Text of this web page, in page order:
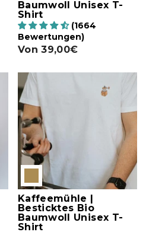
Baumwoll Unisex T-
Shirt
(1664
Bewertungen)
Von 39,00€
Kaffeemühle |
Besticktes Bio
Baumwoll Unisex T-
Shirt